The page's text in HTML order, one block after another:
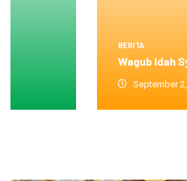
Wagub Idah Syahidah Lobi Wali
September 2, 2025